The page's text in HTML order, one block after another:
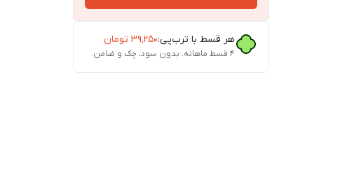
هر قسط با ترب‌پی:۳۹٬۲۵۰ تومان
۴ قسط ماهانه. بدون سود، چک و ضامن.